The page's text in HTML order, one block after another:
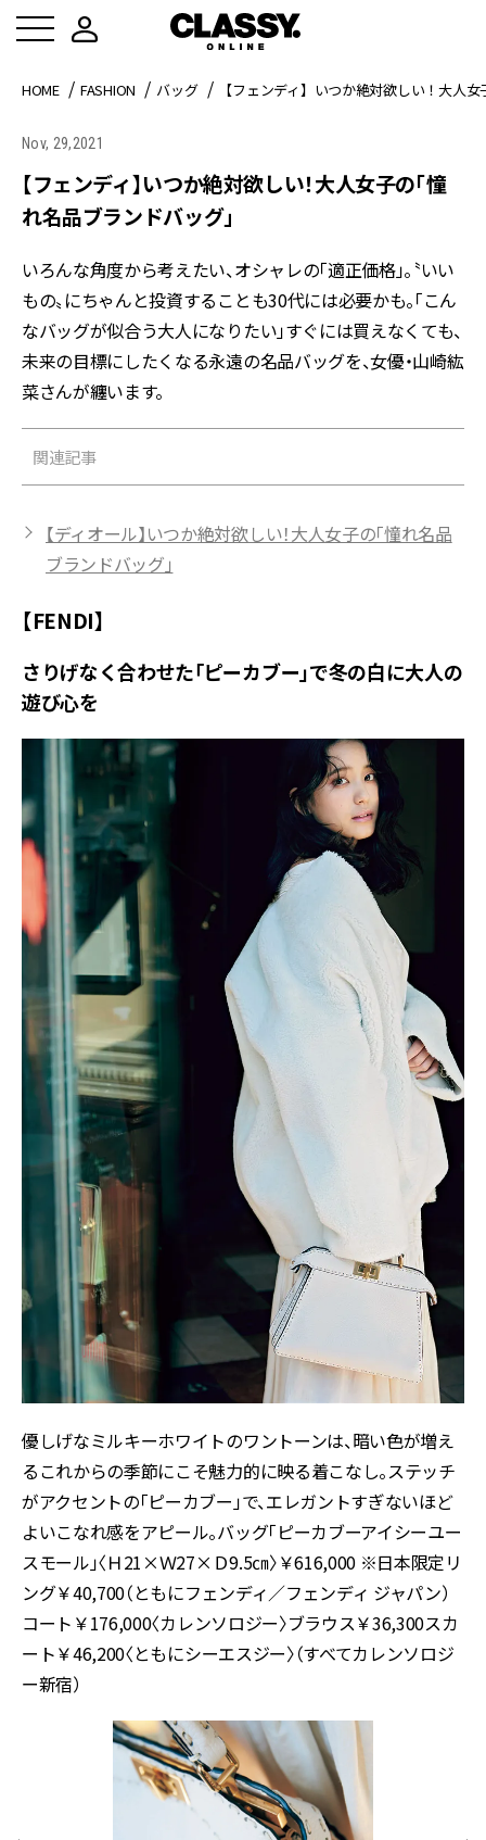
HOME FASHION バッグ 【フェンディ】いつか絶対欲しい！大人
Nov, 29,2021
【フェンディ】いつか絶対欲しい！大人女子の「憧
れ名品ブランドバッグ」
いろんな角度から考えたい、オシャレの「適正価格」。〝いい
もの〟にちゃんと投資することも30代には必要かも。「こん
なバッグが似合う大人になりたい」――すぐには買えなくても、
未来の目標にしたくなる永遠の名品バッグを、女優・山崎紘
菜さんが纏います。
関連記事
【ディオール】いつか絶対欲しい！大人女子の「憧れ名品
ブランドバッグ」
【FENDI】
さりげなく合わせた「ピーカブー」で冬の白に大人の
遊び心を
優しげなミルキーホワイトのワントーンは、暗い色が増え
るこれからの季節にこそ魅力的に映る着こなし。ステッチ
がアクセントの「ピーカブー」で、エレガントすぎないほど
よいこなれ感をアピール。バッグ「ピーカブーアイシーユー
スモール」〈Ｈ21×Ｗ27×Ｄ9.5㎝〉￥616,000 ※日本限定リ
ング￥40,700（ともにフェンディ／フェンディ ジャパン）
コート￥176,000〈カレンソロジー〉ブラウス￥36,300スカ
ート￥46,200〈ともにシーエスジー〉（すべてカレンソロジ
ー新宿）